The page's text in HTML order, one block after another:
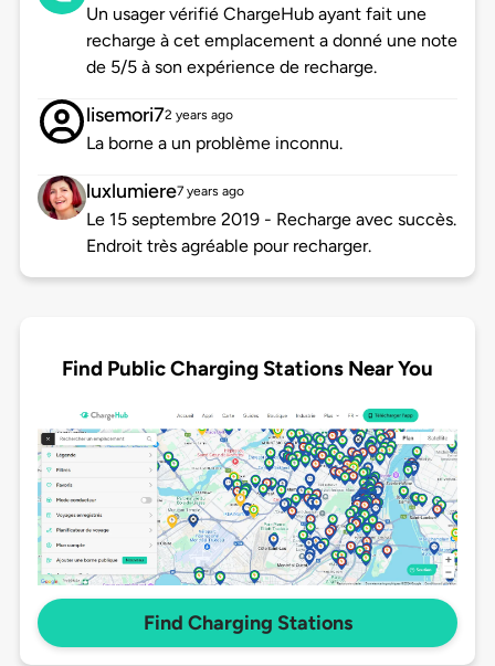
Un usager vérifié ChargeHub ayant fait une
recharge à cet emplacement a donné une note
de 5/5 à son expérience de recharge.
lisemori72 years ago
La borne a un problème inconnu.
luxlumiere7 years ago
Le 15 septembre 2019 - Recharge avec succès.
Endroit très agréable pour recharger.
Find Public Charging Stations Near You
Find Charging Stations